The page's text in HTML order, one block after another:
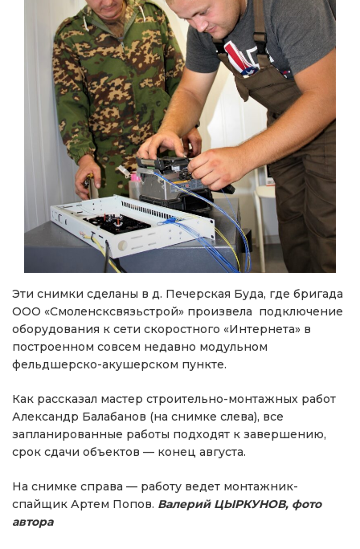
Эти снимки сделаны в д. Печерская Буда, где бригада
ООО «Смоленсксвязьстрой» произвела подключение
оборудования к сети скоростного «Интернета» в
построенном совсем недавно модульном
фельдшерско-акушерском пункте.
Как рассказал мастер строительно-монтажных работ
Александр Балабанов (на снимке слева), все
запланированные работы подходят к завершению,
срок сдачи объектов — конец августа.
На снимке справа — работу ведет монтажник-
спайщик Артем Попов. Валерий ЦЫРКУНОВ, фото
автора